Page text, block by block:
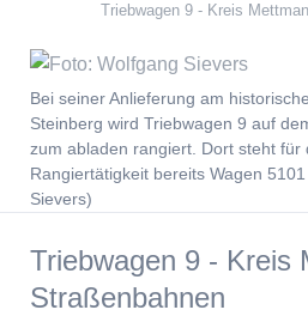
Triebwagen 9 - Kreis
Bei seiner Anlieferung am
Steinberg wird Triebwagen 9 auf
zum abladen rangiert. Dort steht für
Rangiertätigkeit bereits Wagen
Sievers)
Triebwagen 9 - Kreis
Straßenbahnen